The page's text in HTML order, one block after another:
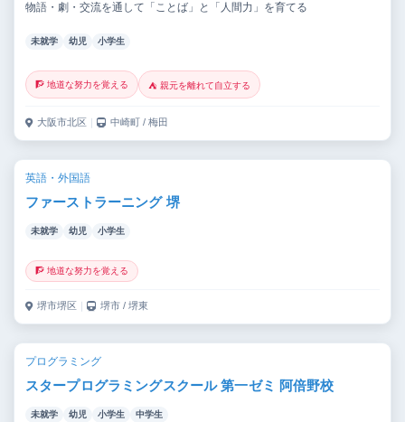
物語・劇・交流を通して「ことば」と「人間力」を育てる
未就学 幼児 小学生
🧗 地道な努力を覚える ⛺ 親元を離れて自立する
大阪市北区 ｜ 中崎町 / 梅田
英語・外国語
ファーストラーニング 堺
未就学 幼児 小学生
🧗 地道な努力を覚える
堺市堺区 ｜ 堺市 / 堺東
プログラミング
スタープログラミングスクール 第一ゼミ 阿倍野校
未就学 幼児 小学生 中学生